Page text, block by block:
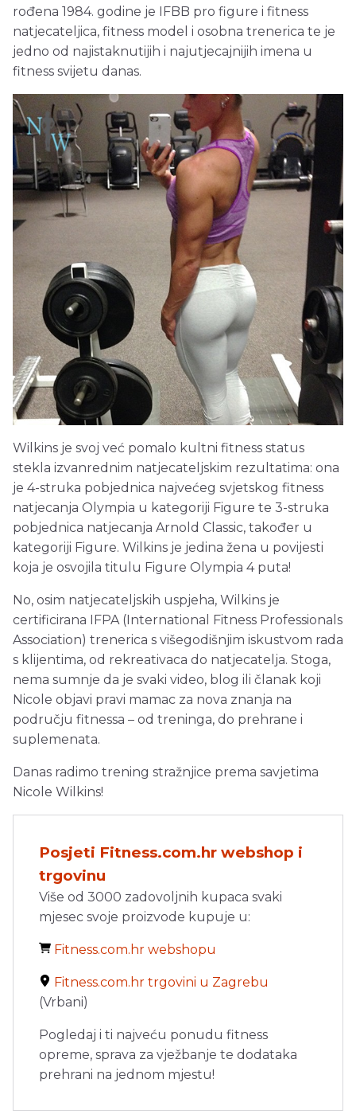
rođena 1984. godine je IFBB pro figure i fitness
natjecateljica, fitness model i osobna trenerica te je
jedno od najistaknutijih i najutjecajnijih imena u
fitness svijetu danas.
Wilkins je svoj već pomalo kultni fitness status
stekla izvanrednim natjecateljskim rezultatima: ona
je 4-struka pobjednica najvećeg svjetskog fitness
natjecanja Olympia u kategoriji Figure te 3-struka
pobjednica natjecanja Arnold Classic, također u
kategoriji Figure. Wilkins je jedina žena u povijesti
koja je osvojila titulu Figure Olympia 4 puta!
No, osim natjecateljskih uspjeha, Wilkins je
certificirana IFPA (International Fitness Professionals
Association) trenerica s višegodišnjim iskustvom rada
s klijentima, od rekreativaca do natjecatelja. Stoga,
nema sumnje da je svaki video, blog ili članak koji
Nicole objavi pravi mamac za nova znanja na
području fitnessa – od treninga, do prehrane i
suplemenata.
Danas radimo trening stražnjice prema savjetima
Nicole Wilkins!
Posjeti Fitness.com.hr webshop i
trgovinu
Više od 3000 zadovoljnih kupaca svaki
mjesec svoje proizvode kupuje u:
Fitness.com.hr webshopu
Fitness.com.hr trgovini u Zagrebu
(Vrbani)
Pogledaj i ti najveću ponudu fitness
opreme, sprava za vježbanje te dodataka
prehrani na jednom mjestu!